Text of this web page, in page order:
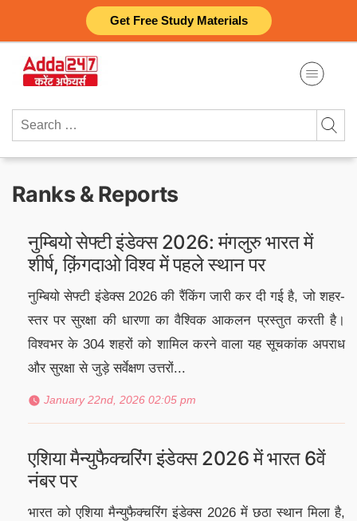
Get Free Study Materials
content
Search
Ranks & Reports
नुम्बियो सेफ्टी इंडेक्स 2026: मंगलुरु भारत में
शीर्ष, क़िंगदाओ विश्व में पहले स्थान पर
नुम्बियो सेफ्टी इंडेक्स 2026 की रैंकिंग जारी कर दी गई है, जो शहर-
स्तर पर सुरक्षा की धारणा का वैश्विक आकलन प्रस्तुत करती है।
विश्वभर के 304 शहरों को शामिल करने वाला यह सूचकांक अपराध
और सुरक्षा से जुड़े सर्वेक्षण उत्तरों...
January 22nd, 2026 02:05 pm
एशिया मैन्युफैक्चरिंग इंडेक्स 2026 में भारत 6वें
नंबर पर
भारत को एशिया मैन्युफैक्चरिंग इंडेक्स 2026 में छठा स्थान मिला है,